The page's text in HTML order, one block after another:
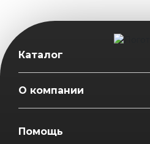
Каталог
О компании
Помощь